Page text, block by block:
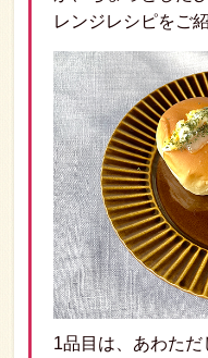
レンジレシピをご
1品目は、あわただ